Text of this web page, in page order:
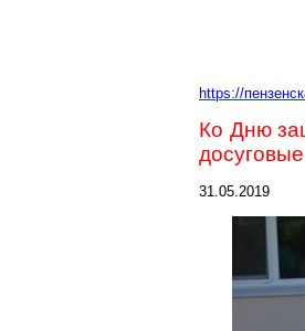
https://
Ко Дню
досуговые
31.05.2019